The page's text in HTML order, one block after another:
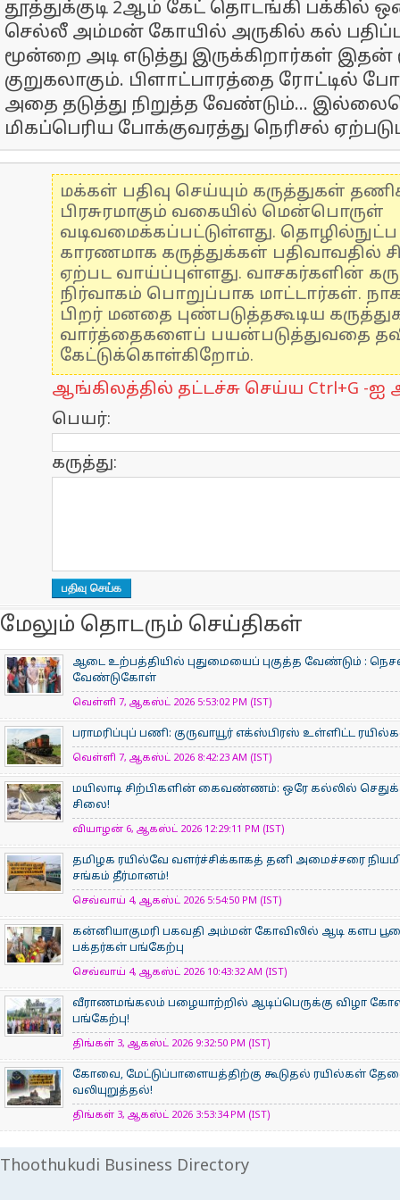
தூத்துக்குடி 2ஆம் கேட் தொடங்கி பக்கில்
செல்லீ அம்மன் கோயில் அருகில் கல்
மூன்றை அடி எடுத்து இருக்கிறார்கள் இதன்
குறுகலாகும். பிளாட்பாரத்தை ரோட்டில்
அதை தடுத்து நிறுத்த வேண்டும்...‌
மிகப்பெரிய போக்குவரத்து நெரிசல்
மக்கள் பதிவு செய்யும் கருத்துகள்
பிரசுரமாகும் வகையில் மென்பொருள்
வடிவமைக்கப்பட்டுள்ளது.
காரணமாக கருத்துக்கள் பதிவாவதில்
ஏற்பட வாய்ப்புள்ளது. வாசகர்களின்
நிர்வாகம் பொறுப்பாக மாட்டார்கள்.
பிறர் மனதை புண்படுத்தகூடிய
வார்த்தைகளைப் பயன்படுத்துவதை
கேட்டுக்கொள்கிறோம்.
ஆங்கிலத்தில் தட்டச்சு செய்ய Ctrl+G -ஐ
பெயர்:
கருத்து:
மேலும் தொடரும் செய்திகள்
ஆடை உற்பத்தியில் புதுமையைப் புகுத்த வேண்டும் :
வேண்டுகோள்
வெள்ளி 7, ஆகஸ்ட் 2026 5:53:02 PM (IST)
பராமரிப்புப் பணி: குருவாயூர் எக்ஸ்பிரஸ் உள்ளிட்ட
வெள்ளி 7, ஆகஸ்ட் 2026 8:42:23 AM (IST)
மயிலாடி சிற்பிகளின் கைவண்ணம்: ஒரே கல்லில்
சிலை!
வியாழன் 6, ஆகஸ்ட் 2026 12:29:11 PM (IST)
தமிழக ரயில்வே வளர்ச்சிக்காகத் தனி அமைச்சரை
சங்கம் தீர்மானம்!
செவ்வாய் 4, ஆகஸ்ட் 2026 5:54:50 PM (IST)
கன்னியாகுமரி பகவதி அம்மன் கோவிலில் ஆடி களப
பக்தர்கள் பங்கேற்பு
செவ்வாய் 4, ஆகஸ்ட் 2026 10:43:32 AM (IST)
வீராணமங்கலம் பழையாற்றில் ஆடிப்பெருக்கு விழா
பங்கேற்பு!
திங்கள் 3, ஆகஸ்ட் 2026 9:32:50 PM (IST)
கோவை, மேட்டுப்பாளையத்திற்கு கூடுதல் ரயில்கள்
வலியுறுத்தல்!
திங்கள் 3, ஆகஸ்ட் 2026 3:53:34 PM (IST)
Thoothukudi Business Directory